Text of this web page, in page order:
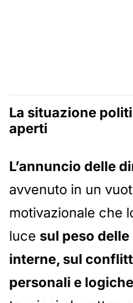
La situazione
aperti
L’annuncio delle
avvenuto in un
motivazionale che
luce sul peso
interne, sul
personali e